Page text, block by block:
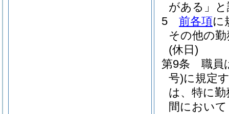
がある」
5
前各項に
その他の
(休日)
第9条
職員
号)に規定
は、特に
間におい